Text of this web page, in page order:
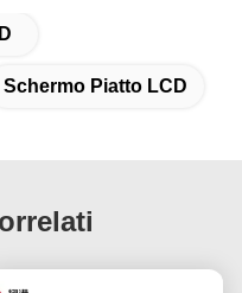
Schermo Piatto LCD